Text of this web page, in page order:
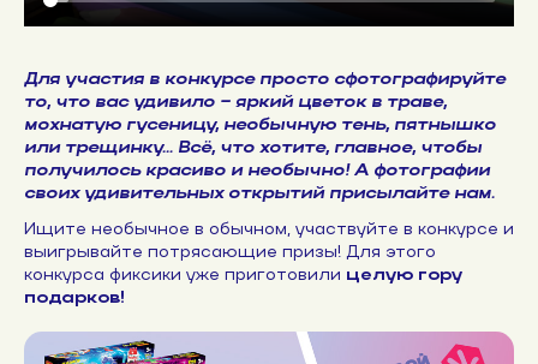
Для участия в конкурсе просто сфотографируйте
то, что вас удивило – яркий цветок в траве,
мохнатую гусеницу, необычную тень, пятнышко
или трещинку… Всё, что хотите, главное, чтобы
получилось красиво и необычно! А фотографии
своих удивительных открытий присылайте нам.
Ищите необычное в обычном, участвуйте в конкурсе и
выигрывайте потрясающие призы! Для этого
конкурса фиксики уже приготовили целую гору
подарков!